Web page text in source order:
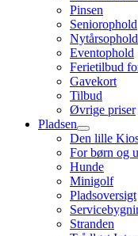
Pinsen
Seniorophold
Nytårsophold
Eventophold
Ferietilbud
Gavekort
Tilbud
Øvrige priser
Pladsen
Den lille
For børn og
Hunde
Minigolf
Pladsoversigt
Stranden